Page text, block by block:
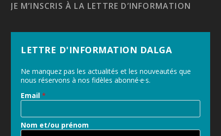
JE M’INSCRIS À LA LETTRE D’INFORMATION
LETTRE D'INFORMATION DALGA
Ne manquez pas les actualités et les nouveautés que
nous réservons à nos fidèles abonné·e·s.
Email *
Nom et/ou prénom